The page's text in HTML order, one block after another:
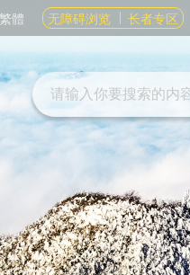
繁體 无障碍浏览 长者专区